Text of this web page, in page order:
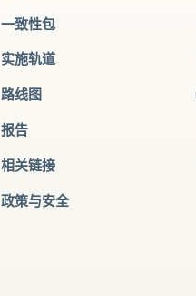
一致性包
实施轨道
路线图
报告
相关链接
政策与安全